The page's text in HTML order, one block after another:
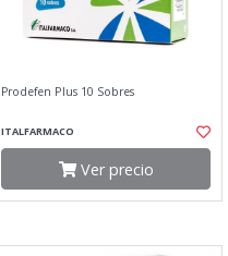
Prodefen Plus 10 Sobres
ITALFARMACO
Ver precio